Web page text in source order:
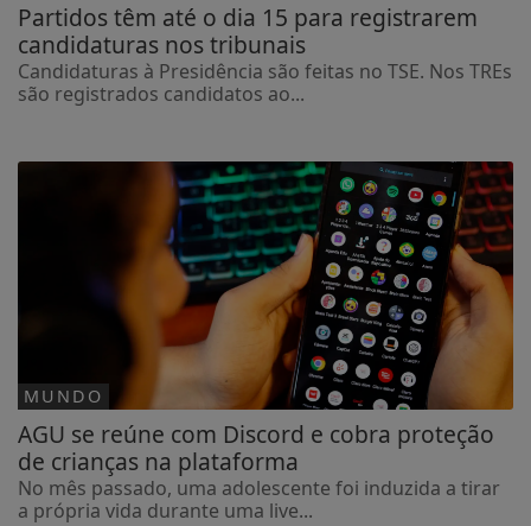
Partidos têm até o dia 15 para registrarem
candidaturas nos tribunais
Candidaturas à Presidência são feitas no TSE. Nos TREs
são registrados candidatos ao...
MUNDO
AGU se reúne com Discord e cobra proteção
de crianças na plataforma
No mês passado, uma adolescente foi induzida a tirar
a própria vida durante uma live...